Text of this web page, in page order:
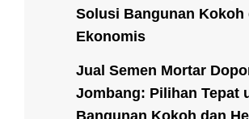
Solusi Bangunan Kokoh
Ekonomis
Jual Semen Mortar
Jombang: Pilihan Tepat
Bangunan Kokoh dan